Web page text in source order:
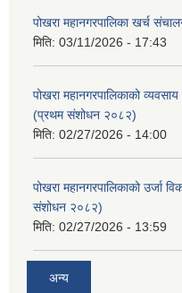
पोखरा महानगरपालिका खर्च
मिति: 03/11/2026 - 17:43
पोखरा महानगरपालिकाको
(प्रथम संशोधन २०८२)
मिति: 02/27/2026 - 14:00
पोखरा महानगरपालिकाको उर्जा
संशोधन २०८२)
मिति: 02/27/2026 - 13:59
अन्य